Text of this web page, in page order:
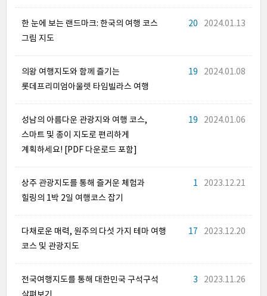
한 눈에 보는 랜드마크: 한국의 여행 코스
그림 지도
20 2024.01.13
의왕 여행지도와 함께 즐기는
롯데프리미엄아울렛 타임빌라스 여행
19 2024.01.08
성남의 아름다운 관광지와 여행 코스,
스마트 및 종이 지도로 편리하게
계획하세요! [PDF 다운로드 포함]
19 2024.01.06
상주 관광지도를 통해 즐거운 체험과
힐링의 1박 2일 여행코스 잡기
1 2023.12.21
다채로운 매력, 원주의 다섯 가지 테마 여행
코스 및 관광지도
17 2023.12.20
전국여행지도를 통해 대한민국 구석구석
3 2023.11.26